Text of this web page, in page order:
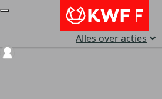
Alles over acties